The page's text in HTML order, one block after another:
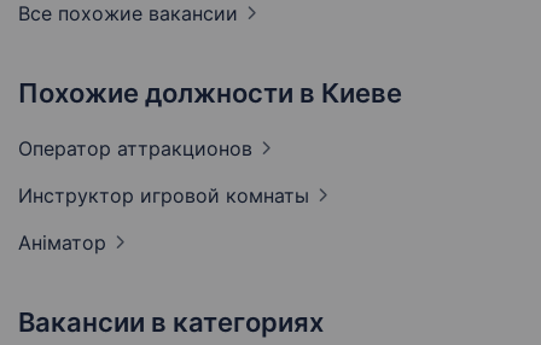
Все похожие вакансии
Похожие должности в Киеве
Оператор аттракционов
Инструктор игровой комнаты
Аніматор
Вакансии в категориях